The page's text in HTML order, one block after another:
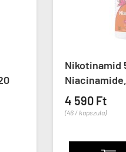
Nikotinamid
4 590 Ft
(46 / kapszula)